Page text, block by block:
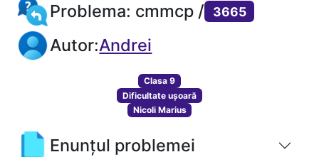
Problema: cmmcp / 3665
Autor:Andrei
Clasa 9
Dificultate ușoară
Nicoli Marius
Enunțul problemei